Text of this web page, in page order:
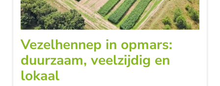
Vezelhennep in opmars:
duurzaam, veelzijdig en
lokaal